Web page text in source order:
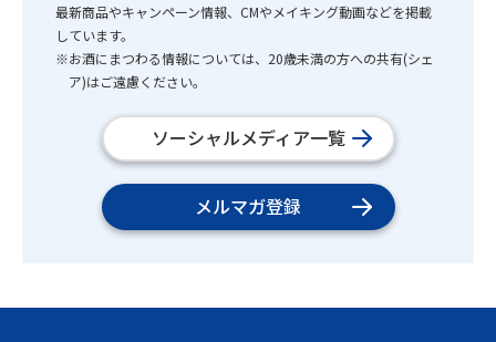
最新商品やキャンペーン情報、CMやメイキング動画などを掲載
しています。
※お酒にまつわる情報については、20歳未満の方への共有(シェ
ア)はご遠慮ください。
ソーシャルメディア一覧
メルマガ登録